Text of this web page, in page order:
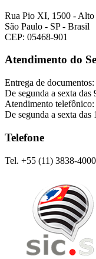
Rua Pio XI, 1500 - Alto
São Paulo - SP - Brasil
CEP: 05468-901
Atendimento do
Entrega de documentos:
De segunda a sexta das
Atendimento telefônico:
De segunda a sexta das
Telefone
Tel. +55 (11) 3838-4000